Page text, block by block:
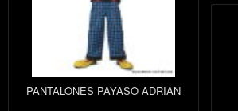
PANTALONES PAYASO ADRIAN